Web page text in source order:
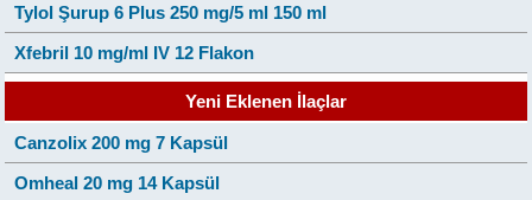
Tylol Şurup 6 Plus 250 mg/5 ml 150 ml
Xfebril 10 mg/ml IV 12 Flakon
Yeni Eklenen İlaçlar
Canzolix 200 mg 7 Kapsül
Omheal 20 mg 14 Kapsül